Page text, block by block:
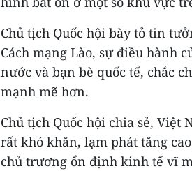
Chủ tịch Quốc hội bày tỏ tin
Cách mạng Lào, sự điều hành
nước và bạn bè quốc tế, chắc
mạnh mẽ hơn.
Chủ tịch Quốc hội chia sẻ,
rất khó khăn, lạm phát tăng
chủ trương ổn định kinh tế vĩ